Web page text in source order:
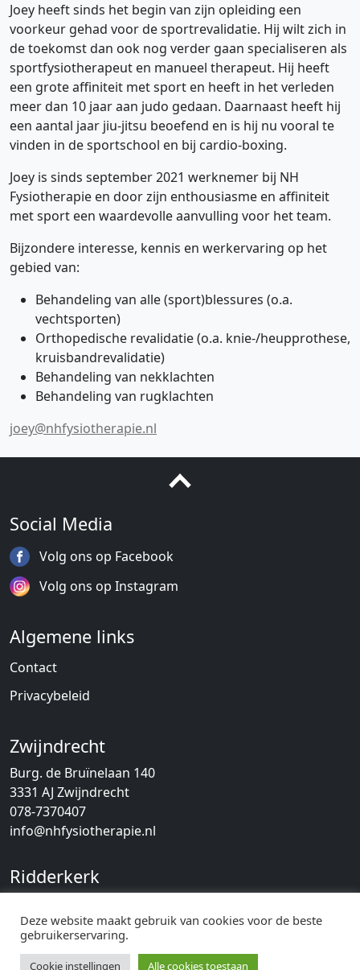
Joey heeft sinds het begin van zijn opleiding een
voorkeur gehad voor de sportrevalidatie. Hij wilt zich in
de toekomst dan ook nog verder gaan specialiseren als
sportfysiotherapeut en manueel therapeut. Hij heeft
een grote affiniteit met sport en heeft in het verleden
meer dan 10 jaar aan judo gedaan. Daarnaast heeft hij
een aantal jaar jiu-jitsu beoefend en is hij nu vooral te
vinden in de sportschool en bij cardio-boxing.
Joey is sinds september 2021 werknemer bij NH
Fysiotherapie en door zijn enthousiasme en affiniteit
met sport een waardevolle aanvulling voor het team.
Bijzondere interesse, kennis en werkervaring op het
gebied van:
Behandeling van alle (sport)blessures (o.a.
vechtsporten)
Orthopedische revalidatie (o.a. knie-/heupprothese,
kruisbandrevalidatie)
Behandeling van nekklachten
Behandeling van rugklachten
joey@nhfysiotherapie.nl
Social Media
Volg ons op Facebook
Volg ons op Instagram
Algemene links
Contact
Privacybeleid
Zwijndrecht
Burg. de Bruïnelaan 140
3331 AJ Zwijndrecht
078-7370407
info@nhfysiotherapie.nl
Ridderkerk
2983 GT Ridderkerk
078-7370407
info@nhfysiotherapie.nl
Deze website maakt gebruik van cookies voor de beste
gebruikerservaring.
Cookie instellingen Alle cookies toestaan